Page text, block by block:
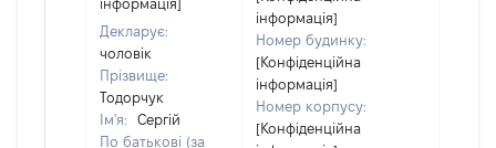
інформація]
Декларує:
чоловік
Прізвище:
Тодорчук
Ім'я:
Сергій
По батькові (за
інформація]
Номер будинку:
[Конфіденційна
інформація]
Номер корпусу:
[Конфіденційна